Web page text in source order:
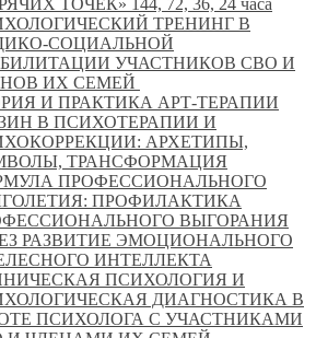
ТОЧЕК» 144, 72, 36, 24 часа
ТРЕНИНГ В
СОЦИАЛЬНОЙ
УЧАСТНИКОВ СВО И
ИХ СЕМЕЙ
И ПРАКТИКА АРТ-ТЕРАПИИ
В ПСИХОТЕРАПИИ И
АРХЕТИПЫ,
ТРАНСФОРМАЦИЯ
ПРОФЕССИОНАЛЬНОГО
ПРОФИЛАКТИКА
ВЫГОРАНИЯ
РАЗВИТИЕ ЭМОЦИОНАЛЬНОГО
ИНТЕЛЛЕКТА
ПСИХОЛОГИЯ И
ДИАГНОСТИКА В
ПСИХОЛОГА С УЧАСТНИКАМИ